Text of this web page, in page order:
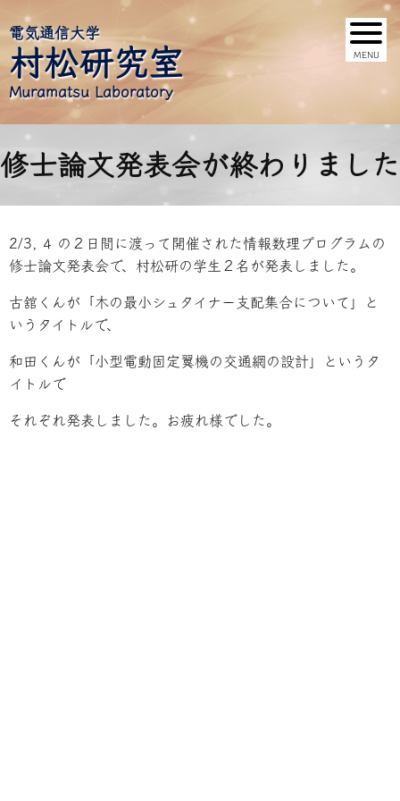
電気通信大学
村松研究室
Muramatsu Laboratory
修士論文発表会が終わりました
2/3, 4 の２日間に渡って開催された情報数理プログラムの
修士論文発表会で、村松研の学生２名が発表しました。
古舘くんが「木の最小シュタイナー支配集合について」と
いうタイトルで、
和田くんが「小型電動固定翼機の交通網の設計」というタ
イトルで
それぞれ発表しました。お疲れ様でした。